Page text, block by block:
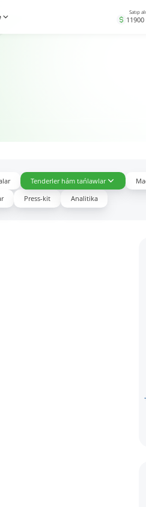
Satıp
11900
Tenderler hám tańlawlar
Press-kit Analitika